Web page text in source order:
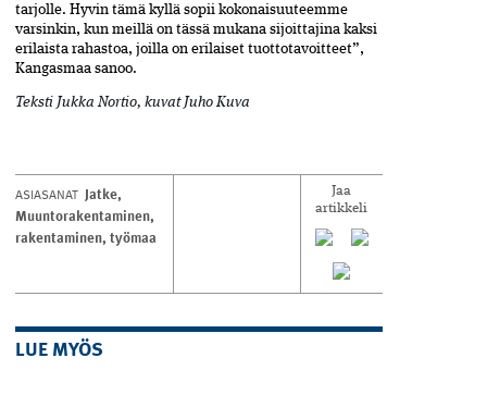
tarjolle. Hyvin tämä kyllä sopii kokonaisuuteemme
varsinkin, kun meillä on tässä mukana sijoittajina kaksi
erilaista rahastoa, joilla on erilaiset tuottotavoitteet”,
Kangasmaa sanoo.
Teksti Jukka Nortio, kuvat Juho Kuva
ASIASANAT Jatke,
Muuntorakentaminen,
rakentaminen, työmaa
Jaa
artikkeli
LUE MYÖS